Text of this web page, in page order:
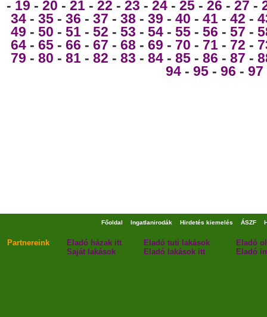
- 19 - 20 - 21 - 22 - 23 - 24 - 25 - 26 - 27 -
34 - 35 - 36 - 37 - 38 - 39 - 40 - 41 - 42 -
49 - 50 - 51 - 52 - 53 - 54 - 55 - 56 - 57 -
64 - 65 - 66 - 67 - 68 - 69 - 70 - 71 - 72 -
79 - 80 - 81 - 82 - 83 - 84 - 85 - 86 - 87 -
94 - 95 - 96 - 97
Főoldal Ingatlanirodák Hirdetés kiemelés ÁSZF
Partnereink Eladó házak itt Eladó tuti lakások
Eladó
Saját lakások
Eladó lakások itt Eladó